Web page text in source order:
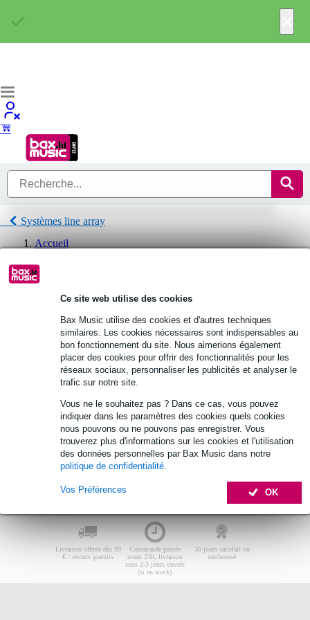
Ce site web utilise des cookies
Bax Music utilise des cookies et d'autres techniques
similaires. Les cookies nécessaires sont indispensables au
bon fonctionnement du site. Nous aimerions également
placer des cookies pour offrir des fonctionnalités pour les
réseaux sociaux, personnaliser les publicités et analyser le
trafic sur notre site.
Vous ne le souhaitez pas ? Dans ce cas, vous pouvez
indiquer dans les paramètres des cookies quels cookies
nous pouvons ou ne pouvons pas enregistrer. Vous
trouverez plus d'informations sur les cookies et l'utilisation
des données personnelles par Bax Music dans notre
politique de confidentialité
OK
Vos Préférences
Systèmes line array
Accueil
Enceintes
Systèmes line array
Systèmes line array Bose
Aucun produit trouvé.
Guide d'achat
Aucun produit trouvé.
Livraison offerte dès 99
€ / retours gratuits
Commande passée
avant 23h, livraison
sous 2-3 jours ouvrés
(si en stock)
30 jours satisfait ou
remboursé